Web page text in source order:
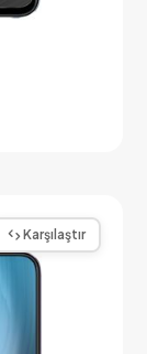
Karşılaştır